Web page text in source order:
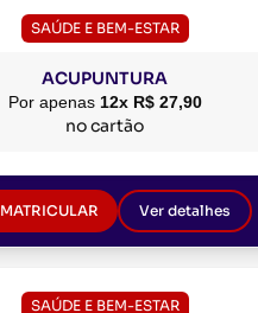
SAÚDE E BEM-ESTAR
ACUPUNTURA
Por apenas 12x R$ 27,90
no cartão
MATRICULAR Ver detalhes
SAÚDE E BEM-ESTAR